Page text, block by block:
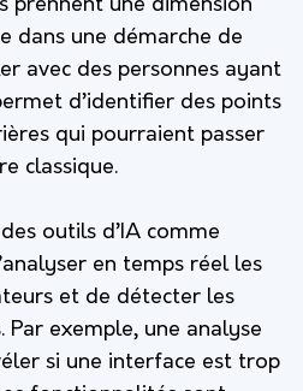
dans une démarche de
avec des personnes ayant
d’identifier des points
qui pourraient passer
classique.
outils d’IA comme
en temps réel les
et de détecter les
exemple, une analyse
si une interface est trop